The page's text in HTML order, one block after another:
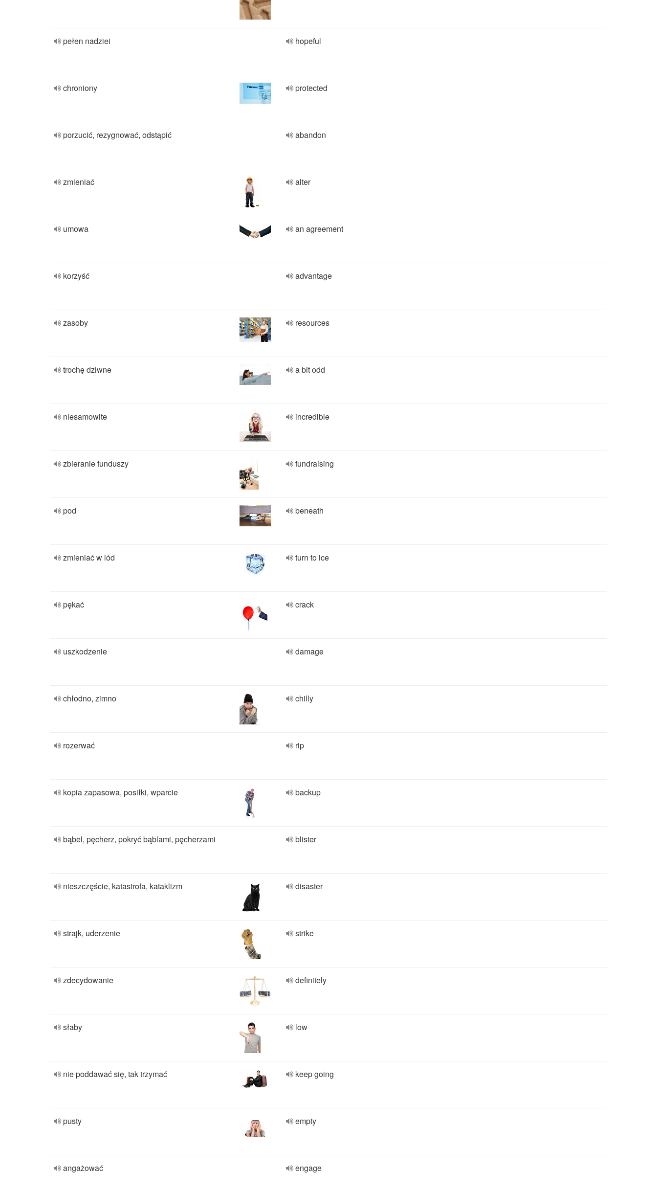
pełen nadziei hopeful
chroniony protected
porzucić, rezygnować, odstąpić abandon
zmieniać alter
umowa an agreement
korzyść advantage
zasoby resources
trochę dziwne a bit odd
niesamowite incredible
zbieranie funduszy fundraising
pod beneath
zmieniać w lód turn to ice
pękać crack
uszkodzenie damage
chłodno, zimno chilly
rozerwać rip
kopia zapasowa, posiłki, wparcie backup
bąbel, pęcherz, pokryć bąblami, pęcherzami blister
nieszczęście, katastrofa, kataklizm disaster
strajk, uderzenie strike
zdecydowanie definitely
słaby low
nie poddawać się, tak trzymać keep going
pusty empty
angażować engage